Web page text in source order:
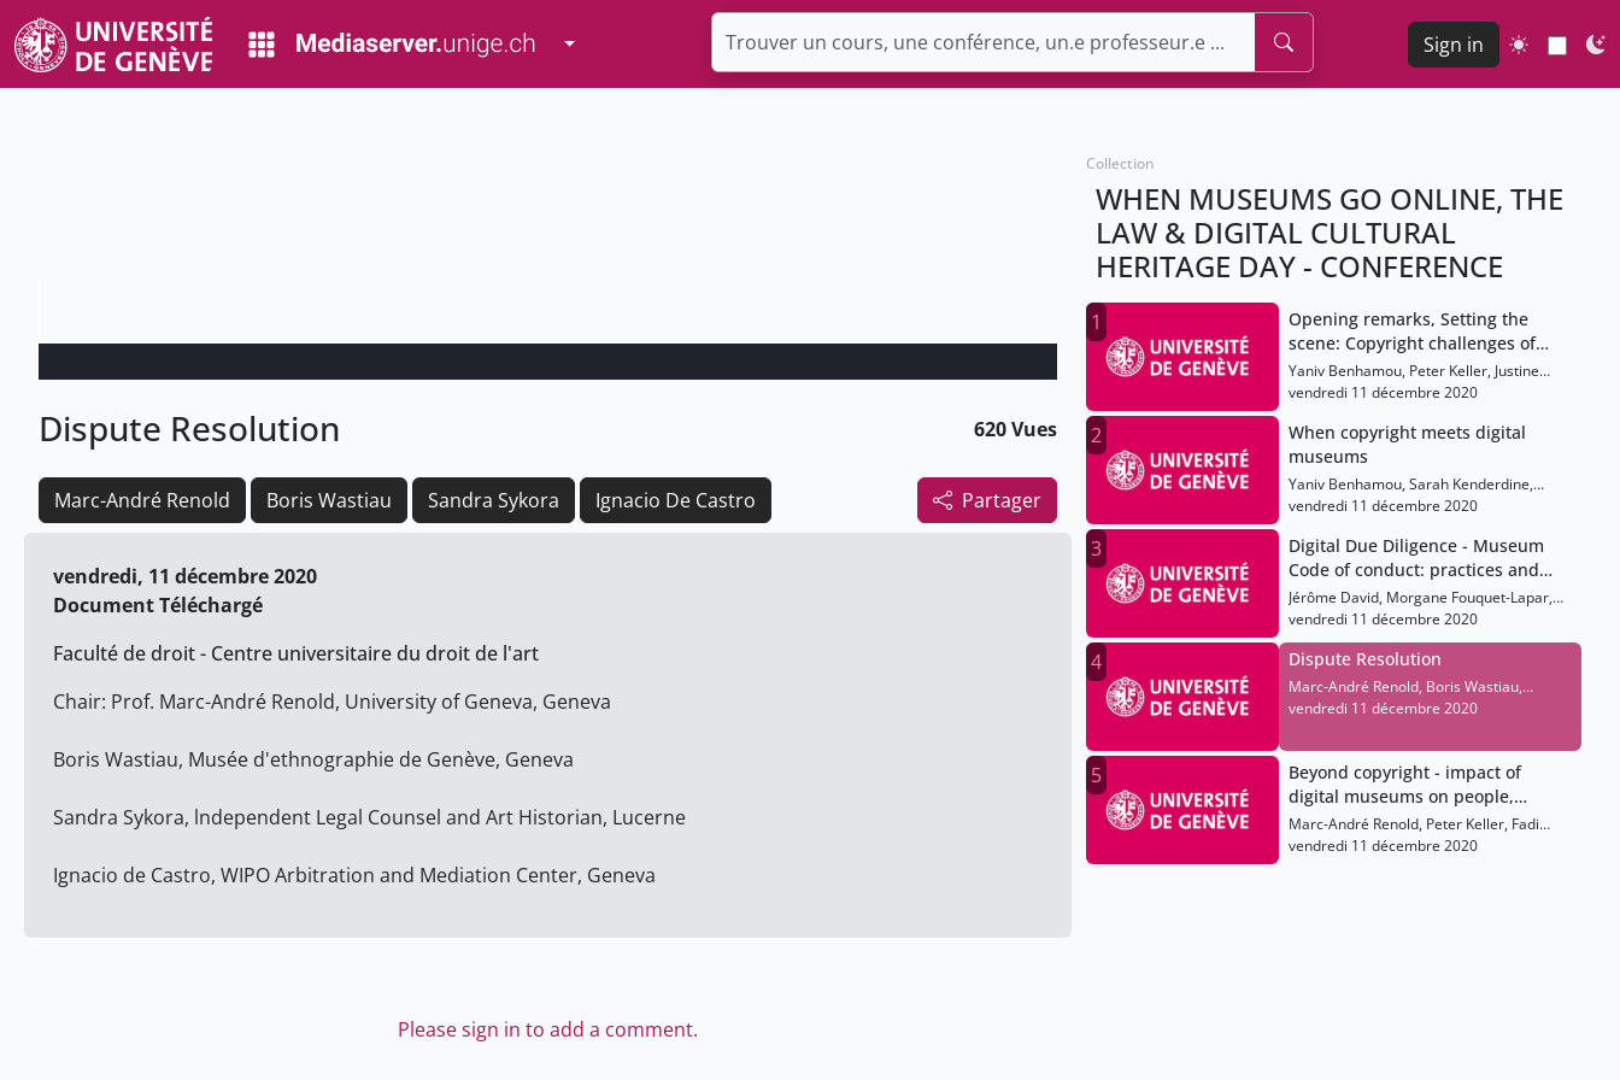
Toggle Dropdown Sign in
Dispute Resolution 620 Vues
Partager
Marc-André Renold Boris Wastiau Sandra Sykora Ignacio De Castro
vendredi, 11 décembre 2020
Document Téléchargé
Faculté de droit - Centre universitaire du droit de l'art
Chair: Prof. Marc-André Renold, University of Geneva, Geneva
Boris Wastiau, Musée d'ethnographie de Genève, Geneva
Sandra Sykora, lndependent Legal Counsel and Art Historian, Lucerne
Ignacio de Castro, WIPO Arbitration and Mediation Center, Geneva
Please sign in to add a comment.
Collection
WHEN MUSEUMS GO ONLINE, THE
LAW & DIGITAL CULTURAL
HERITAGE DAY - CONFERENCE
1
Opening remarks, Setting the
scene: Copyright challenges of
museums, Launch of the Policy
Project Digitization of Museum
Yaniv Benhamou, Peter Keller, Justine
Ferland
vendredi 11 décembre 2020
2
When copyright meets digital
museums
Yaniv Benhamou, Sarah Kenderdine,
Peter Keller, Florent Thouvenin, Lucie
vendredi 11 décembre 2020
3
Digital Due Diligence - Museum
Code of conduct: practices and
legal challenges
Jérôme David, Morgane Fouquet-Lapar,
Katharina Garbers-Von Boehm, Brigitte
Vezina, Elisabeth Logeais
vendredi 11 décembre 2020
4 Dispute Resolution
Marc-André Renold, Boris Wastiau,
Sandra Sykora, Ignacio De Castro
vendredi 11 décembre 2020
5
Beyond copyright - impact of
digital museums on people,
Closing Remarks
Marc-André Renold, Peter Keller, Fadi
Boustani, Béatrice Joyeux-Prunel, Sarah
vendredi 11 décembre 2020